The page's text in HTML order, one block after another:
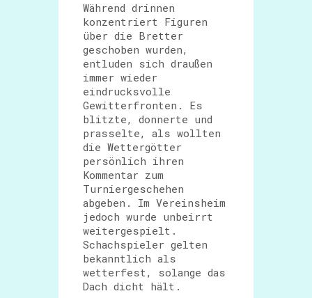
Während drinnen
konzentriert Figuren
über die Bretter
geschoben wurden,
entluden sich draußen
immer wieder
eindrucksvolle
Gewitterfronten. Es
blitzte, donnerte und
prasselte, als wollten
die Wettergötter
persönlich ihren
Kommentar zum
Turniergeschehen
abgeben. Im Vereinsheim
jedoch wurde unbeirrt
weitergespielt.
Schachspieler gelten
bekanntlich als
wetterfest, solange das
Dach dicht hält.